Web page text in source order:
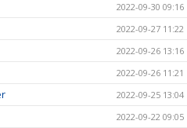
2022-09-30 09:16
2022-09-27 11:22
2022-09-26 13:16
2022-09-26 11:21
2022-09-25 13:04
2022-09-22 09:05